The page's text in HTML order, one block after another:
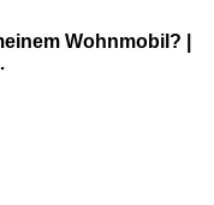
Wohnmobil? |